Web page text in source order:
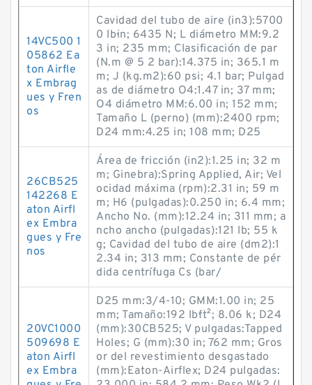
14VC500 1
05862 Ea
ton Airfle
x Embrag
ues y Fren
os
Cavidad del tubo de aire (in3):5700
0 lb·in; 6435 N; L diámetro MM:9.2
3 in; 235 mm; Clasificación de par
(N.m @ 5 2 bar):14.375 in; 365.1 m
m; J (kg.m2):60 psi; 4.1 bar; Pulgad
as de diámetro O4:1.47 in; 37 mm;
O4 diámetro MM:6.00 in; 152 mm;
Tamaño L (perno) (mm):2400 rpm;
D24 mm:4.25 in; 108 mm; D25
26CB525
142268 E
aton Airfl
ex Embra
gues y Fre
nos
Área de fricción (in2):1.25 in; 32 m
m; Ginebra):Spring Applied, Air; Vel
ocidad máxima (rpm):2.31 in; 59 m
m; H6 (pulgadas):0.250 in; 6.4 mm;
Ancho No. (mm):12.24 in; 311 mm; a
ncho ancho (pulgadas):121 lb; 55 k
g; Cavidad del tubo de aire (dm2):1
2.34 in; 313 mm; Constante de pér
dida centrífuga Cs (bar/
20VC1000
509698 E
aton Airfl
ex Embra
D25 mm:3/4-10; GMM:1.00 in; 25
mm; Tamaño:192 lb·ft²; 8.06 k; D24
(mm):30CB525; V pulgadas:Tapped
Holes; G (mm):30 in; 762 mm; Gros
or del revestimiento desgastado
(mm):Eaton-Airflex; D24 pulgadas: